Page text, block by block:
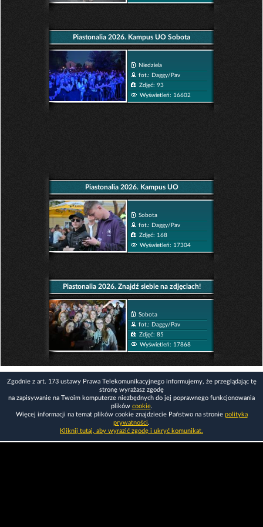
Piastonalia 2026. Kampus UO Sobota
Niedziela
fot.: Daggy/Pav
Zdjęć: 93
Wyświetleń: 16602
Piastonalia 2026. Kampus UO
Sobota
fot.: Daggy/Pav
Zdjęć: 168
Wyświetleń: 17304
Piastonalia 2026. Znajdź siebie na zdjęciach!
Sobota
fot.: Daggy/Pav
Zdjęć: 85
Wyświetleń: 17868
Zgodnie z art. 173 ustawy Prawa Telekomunikacyjnego informujemy, że przeglądając tę
stronę wyrażasz zgodę
na zapisywanie na Twoim komputerze niezbędnych do jej poprawnego funkcjonowania
plików cookie.
Więcej informacji na temat plików cookie znajdziecie Państwo na stronie polityka
prywatności.
Kliknij tutaj, aby wyrazić zgodę i ukryć komunikat.